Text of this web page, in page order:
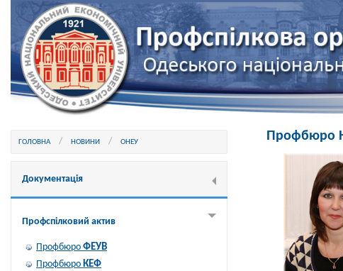
ГОЛОВНА НОВИНИ ОНЕУ
Документація
Профспілковий актив
Профбюро ФЕУВ
Профбюро КЕФ
Профбюро